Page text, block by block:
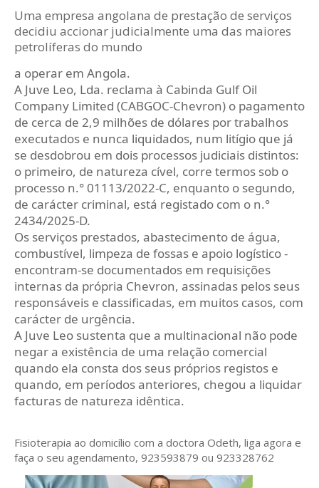
Uma empresa angolana de prestação de serviços
decidiu accionar judicialmente uma das maiores
petrolíferas do mundo
a operar em Angola.
A Juve Leo, Lda. reclama à Cabinda Gulf Oil
Company Limited (CABGOC-Chevron) o pagamento
de cerca de 2,9 milhões de dólares por trabalhos
executados e nunca liquidados, num litígio que já
se desdobrou em dois processos judiciais distintos:
o primeiro, de natureza cível, corre termos sob o
processo n.° 01113/2022-C, enquanto o segundo,
de carácter criminal, está registado com o n.°
2434/2025-D.
Os serviços prestados, abastecimento de água,
combustível, limpeza de fossas e apoio logístico -
encontram-se documentados em requisições
internas da própria Chevron, assinadas pelos seus
responsáveis e classificadas, em muitos casos, com
carácter de urgência.
A Juve Leo sustenta que a multinacional não pode
negar a existência de uma relação comercial
quando ela consta dos seus próprios registos e
quando, em períodos anteriores, chegou a liquidar
facturas de natureza idêntica.
Fisioterapia ao domicílio com a doctora Odeth, liga agora e
faça o seu agendamento, 923593879 ou 923328762